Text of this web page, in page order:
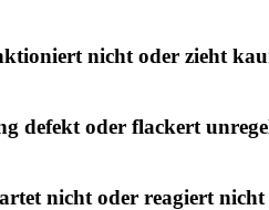
nicht oder zieht
defekt oder flackert
nicht oder reagiert